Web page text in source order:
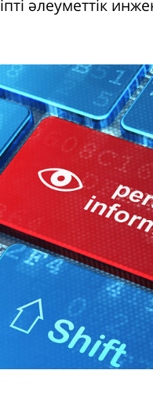
әлеуметтік